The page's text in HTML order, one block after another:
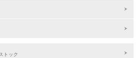
トック